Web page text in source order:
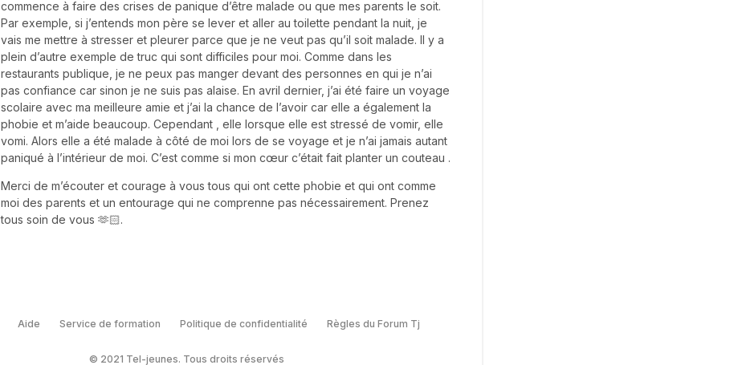
commence à faire des crises de panique d’être malade ou que mes parents le soit.
Par exemple, si j’entends mon père se lever et aller au toilette pendant la nuit, je
vais me mettre à stresser et pleurer parce que je ne veut pas qu’il soit malade. Il y a
plein d’autre exemple de truc qui sont difficiles pour moi. Comme dans les
restaurants publique, je ne peux pas manger devant des personnes en qui je n’ai
pas confiance car sinon je ne suis pas alaise. En avril dernier, j’ai été faire un voyage
scolaire avec ma meilleure amie et j’ai la chance de l’avoir car elle a également la
phobie et m’aide beaucoup. Cependant , elle lorsque elle est stressé de vomir, elle
vomi. Alors elle a été malade à côté de moi lors de se voyage et je n’ai jamais autant
paniqué à l’intérieur de moi. C’est comme si mon cœur c’était fait planter un couteau .
Merci de m’écouter et courage à vous tous qui ont cette phobie et qui ont comme
moi des parents et un entourage qui ne comprenne pas nécessairement. Prenez
tous soin de vous 🫶🏻.
Aide Service de formation Politique de confidentialité Règles du Forum Tj
© 2021 Tel-jeunes. Tous droits réservés